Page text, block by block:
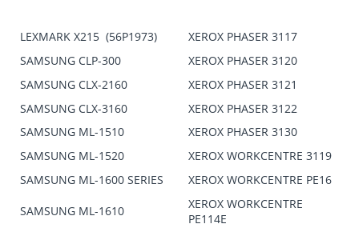
LEXMARK X215 (56P1973)
XEROX PHASER 3117
SAMSUNG CLP-300
XEROX PHASER 3120
SAMSUNG CLX-2160
XEROX PHASER 3121
SAMSUNG CLX-3160
XEROX PHASER 3122
SAMSUNG ML-1510
XEROX PHASER 3130
SAMSUNG ML-1520
XEROX WORKCENTRE 3119
SAMSUNG ML-1600 SERIES
XEROX WORKCENTRE PE16
SAMSUNG ML-1610
XEROX WORKCENTRE
PE114E